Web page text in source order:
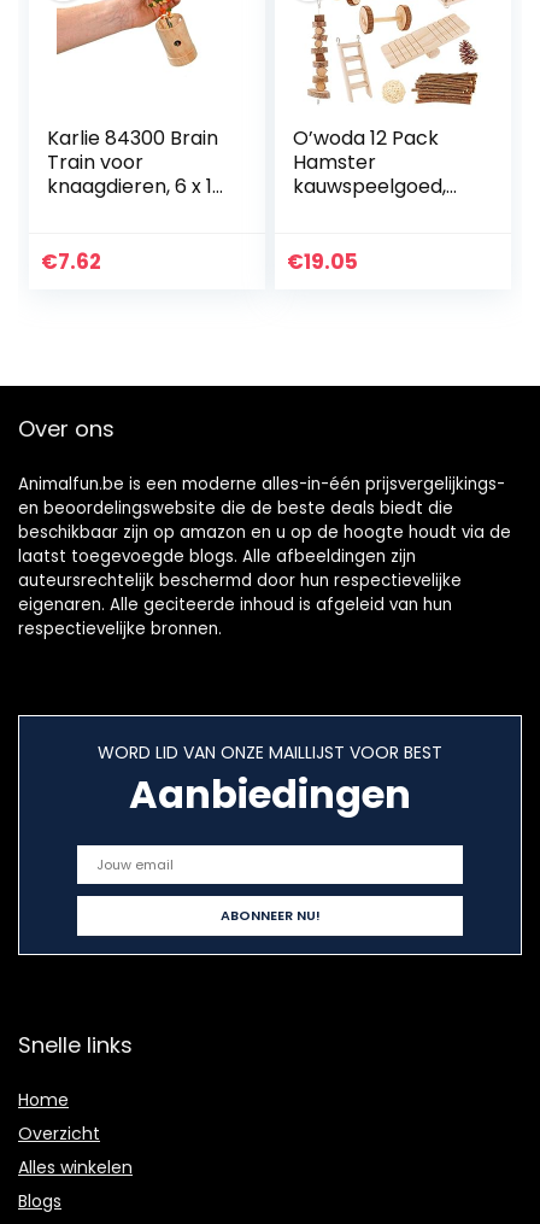
Karlie 84300 Brain
Train voor
knaagdieren, 6 x 11
€7.62
O’woda 12 Pack
Hamster
kauwspeelgoed,
speelspeelgoed
€19.05
Over ons
Animalfun.be is een moderne alles-in-één prijsvergelijkings-
en beoordelingswebsite die de beste deals biedt die
beschikbaar zijn op amazon en u op de hoogte houdt via de
laatst toegevoegde blogs. Alle afbeeldingen zijn
auteursrechtelijk beschermd door hun respectievelijke
eigenaren. Alle geciteerde inhoud is afgeleid van hun
respectievelijke bronnen.
WORD LID VAN ONZE MAILLIJST VOOR BEST
Aanbiedingen
Snelle links
Home
Overzicht
Alles winkelen
Blogs